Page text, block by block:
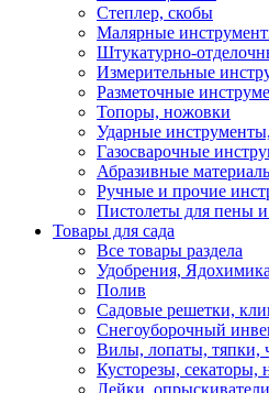
Степлер, скобы
Малярные
Штукатурно-
Измерительные
Разметочные
Топоры, ножовки
Ударные
Газосварочные
Абразивные
Ручные и прочие
Пистолеты для пены и
Товары для сада
Все товары раздела
Удобрения,
Полив
Садовые решетки,
Снегоуборочный
Вилы, лопаты, тяпки,
Кусторезы,
Лейки, опрыскиватели